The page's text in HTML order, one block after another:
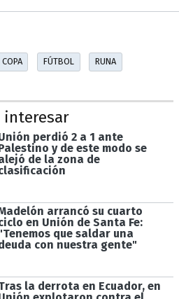
COPA FÚTBOL RUNA
interesar
perdió 2 a 1 ante
y de este modo se
de la zona de
arrancó su cuarto
en Unión de Santa Fe:
que saldar una
con nuestra gente"
la derrota en Ecuador, en